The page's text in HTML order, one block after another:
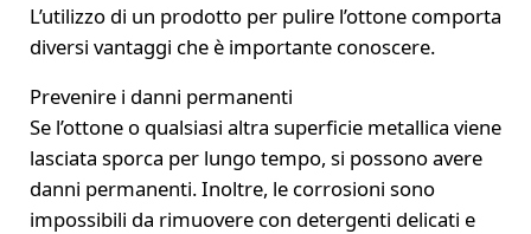
L’utilizzo di un prodotto per pulire l’ottone comporta
diversi vantaggi che è importante conoscere.
Prevenire i danni permanenti
Se l’ottone o qualsiasi altra superficie metallica viene
lasciata sporca per lungo tempo, si possono avere
danni permanenti. Inoltre, le corrosioni sono
impossibili da rimuovere con detergenti delicati e